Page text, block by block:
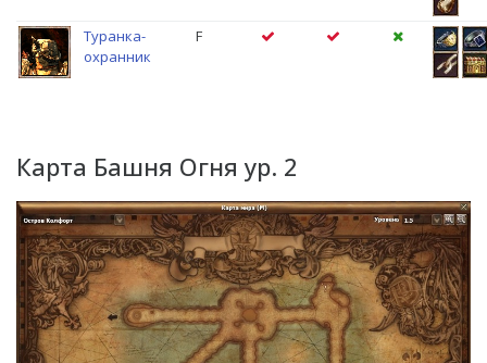
Туранка-
охранник
F
Карта Башня Огня ур. 2